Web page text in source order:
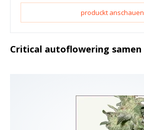
produckt anschauen
Critical autoflowering samen